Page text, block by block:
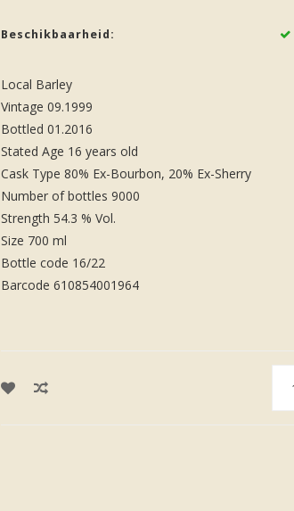
Beschikbaarheid:
Local Barley
Vintage 09.1999
Bottled 01.2016
Stated Age 16 years old
Cask Type 80% Ex-Bourbon, 20% Ex-Sherry
Number of bottles 9000
Strength 54.3 % Vol.
Size 700 ml
Bottle code 16/22
Barcode 610854001964